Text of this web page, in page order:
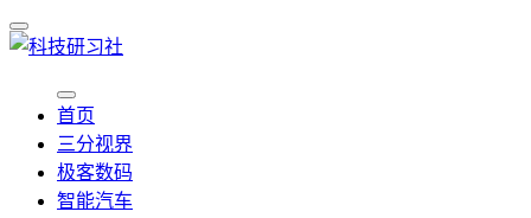
首页
三分视界
极客数码
智能汽车